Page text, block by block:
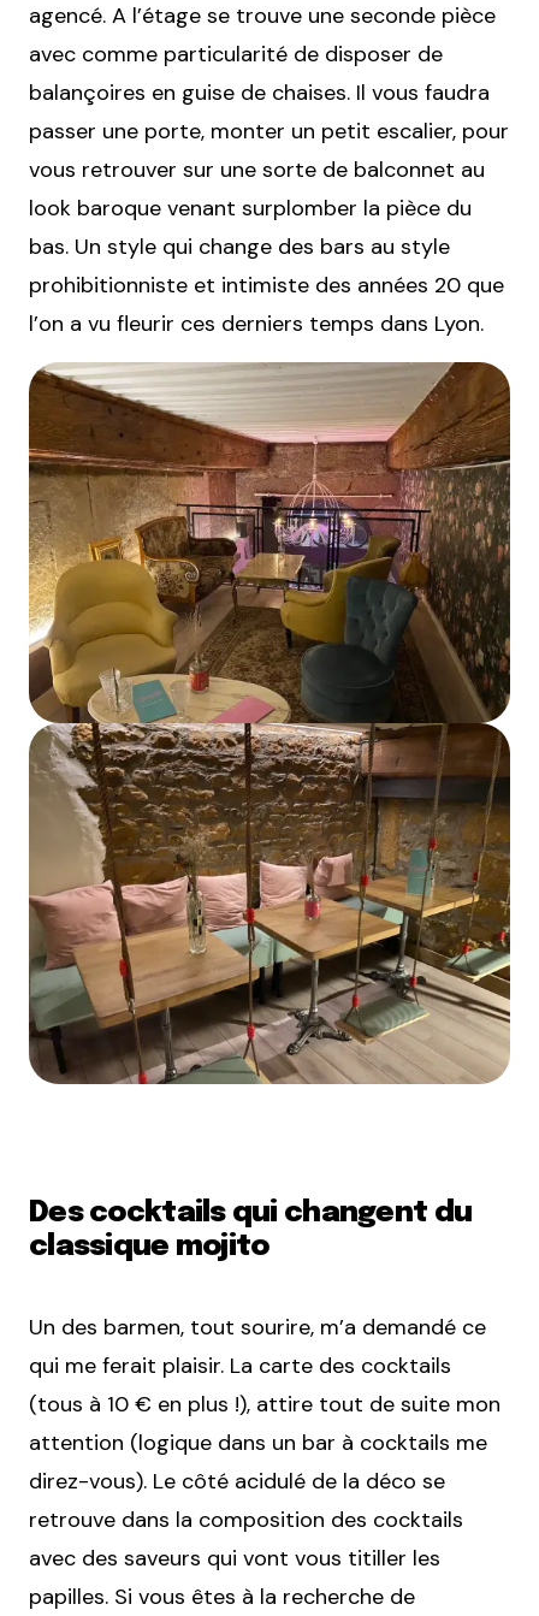
agencé. A l’étage se trouve une seconde pièce
avec comme particularité de disposer de
balançoires en guise de chaises. Il vous faudra
passer une porte, monter un petit escalier, pour
vous retrouver sur une sorte de balconnet au
look baroque venant surplomber la pièce du
bas. Un style qui change des bars au style
prohibitionniste et intimiste des années 20 que
l’on a vu fleurir ces derniers temps dans Lyon.
Des cocktails qui changent du
classique mojito
Un des barmen, tout sourire, m’a demandé ce
qui me ferait plaisir. La carte des cocktails
(tous à 10 € en plus !), attire tout de suite mon
attention (logique dans un bar à cocktails me
direz-vous). Le côté acidulé de la déco se
retrouve dans la composition des cocktails
avec des saveurs qui vont vous titiller les
papilles. Si vous êtes à la recherche de